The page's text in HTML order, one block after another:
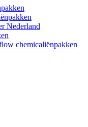
Nederland
chemicaliënpakken